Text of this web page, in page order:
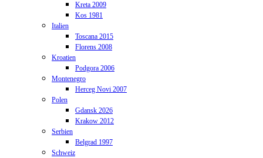
Kreta 2009
Kos 1981
Italien
Toscana 2015
Florens 2008
Kroatien
Podgora 2006
Montenegro
Herceg Novi 2007
Polen
Gdansk 2026
Krakow 2012
Serbien
Belgrad 1997
Schweiz